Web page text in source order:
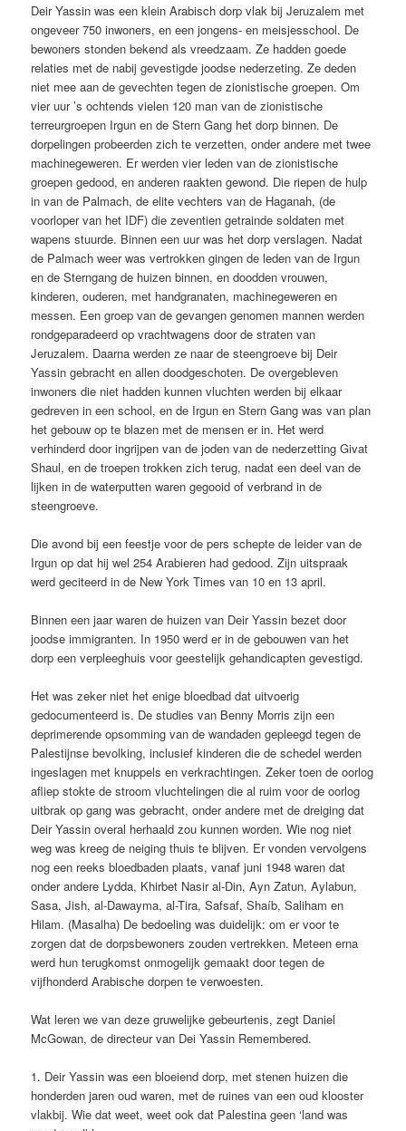
Deir Yassin was een klein Arabisch dorp vlak bij Jeruzalem met
ongeveer 750 inwoners, en een jongens- en meisjesschool. De
bewoners stonden bekend als vreedzaam. Ze hadden goede
relaties met de nabij gevestigde joodse nederzeting. Ze deden
niet mee aan de gevechten tegen de zionistische groepen. Om
vier uur ’s ochtends vielen 120 man van de zionistische
terreurgroepen Irgun en de Stern Gang het dorp binnen. De
dorpelingen probeerden zich te verzetten, onder andere met twee
machinegeweren. Er werden vier leden van de zionistische
groepen gedood, en anderen raakten gewond. Die riepen de hulp
in van de Palmach, de elite vechters van de Haganah, (de
voorloper van het IDF) die zeventien getrainde soldaten met
wapens stuurde. Binnen een uur was het dorp verslagen. Nadat
de Palmach weer was vertrokken gingen de leden van de Irgun
en de Sterngang de huizen binnen, en doodden vrouwen,
kinderen, ouderen, met handgranaten, machinegeweren en
messen. Een groep van de gevangen genomen mannen werden
rondgeparadeerd op vrachtwagens door de straten van
Jeruzalem. Daarna werden ze naar de steengroeve bij Deir
Yassin gebracht en allen doodgeschoten. De overgebleven
inwoners die niet hadden kunnen vluchten werden bij elkaar
gedreven in een school, en de Irgun en Stern Gang was van plan
het gebouw op te blazen met de mensen er in. Het werd
verhinderd door ingrijpen van de joden van de nederzetting Givat
Shaul, en de troepen trokken zich terug, nadat een deel van de
lijken in de waterputten waren gegooid of verbrand in de
steengroeve.
Die avond bij een feestje voor de pers schepte de leider van de
Irgun op dat hij wel 254 Arabieren had gedood. Zijn uitspraak
werd geciteerd in de New York Times van 10 en 13 april.
Binnen een jaar waren de huizen van Deir Yassin bezet door
joodse immigranten. In 1950 werd er in de gebouwen van het
dorp een verpleeghuis voor geestelijk gehandicapten gevestigd.
Het was zeker niet het enige bloedbad dat uitvoerig
gedocumenteerd is. De studies van Benny Morris zijn een
deprimerende opsomming van de wandaden gepleegd tegen de
Palestijnse bevolking, inclusief kinderen die de schedel werden
ingeslagen met knuppels en verkrachtingen. Zeker toen de oorlog
afliep stokte de stroom vluchtelingen die al ruim voor de oorlog
uitbrak op gang was gebracht, onder andere met de dreiging dat
Deir Yassin overal herhaald zou kunnen worden. Wie nog niet
weg was kreeg de neiging thuis te blijven. Er vonden vervolgens
nog een reeks bloedbaden plaats, vanaf juni 1948 waren dat
onder andere Lydda, Khirbet Nasir al-Din, Ayn Zatun, Aylabun,
Sasa, Jish, al-Dawayma, al-Tira, Safsaf, Shaíb, Saliham en
Hilam. (Masalha) De bedoeling was duidelijk: om er voor te
zorgen dat de dorpsbewoners zouden vertrekken. Meteen erna
werd hun terugkomst onmogelijk gemaakt door tegen de
vijfhonderd Arabische dorpen te verwoesten.
Wat leren we van deze gruwelijke gebeurtenis, zegt Daniel
McGowan, de directeur van Dei Yassin Remembered.
1. Deir Yassin was een bloeiend dorp, met stenen huizen die
honderden jaren oud waren, met de ruines van een oud klooster
vlakbij. Wie dat weet, weet ook dat Palestina geen ‘land was